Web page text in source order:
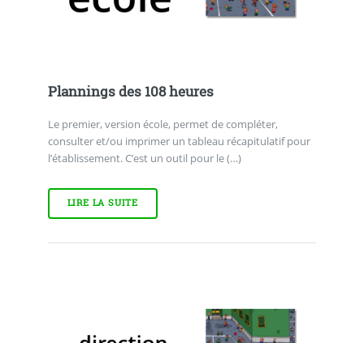
Plannings des 108 heures
Le premier, version école, permet de compléter,
consulter et/ou imprimer un tableau récapitulatif pour
l’établissement. C’est un outil pour le (…)
LIRE LA SUITE